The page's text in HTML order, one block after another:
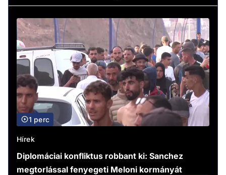
1 perc
Hírek
Diplomáciai konfliktus robbant ki: Sanchez
megtorlással fenyegeti Meloni kormányát